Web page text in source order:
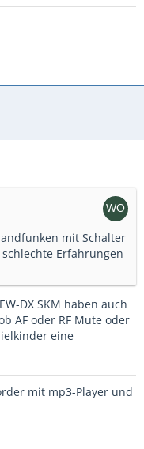
mit Schalter
Erfahrungen
DX SKM haben auch
AF oder RF Mute oder
eine
mit mp3-Player und